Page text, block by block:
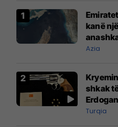
kanë
Hormuzit
Azia
shkak
një
Turqia